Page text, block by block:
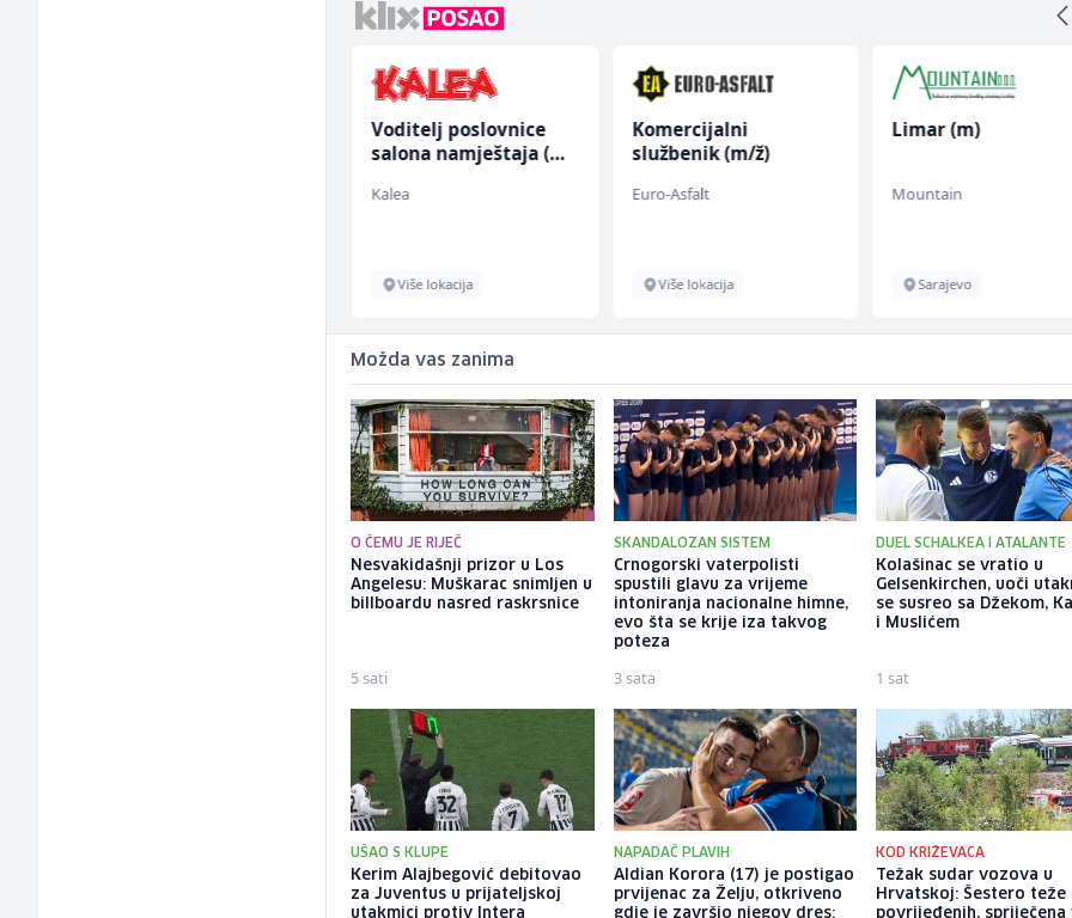
Voditelj poslovnice
salona namještaja (m/
Kalea
Više lokacija
Komercijalni
službenik (m/ž)
Euro-Asfalt
Više lokacija
Limar (m)
Mountain
Sarajevo
Možda vas zanima
O ČEMU JE RIJEČ
Nesvakidašnji prizor u Los
Angelesu: Muškarac snimljen u
billboardu nasred raskrsnice
5 sati
SKANDALOZAN SISTEM
Crnogorski vaterpolisti
spustili glavu za vrijeme
intoniranja nacionalne himne,
evo šta se krije iza takvog
poteza
3 sata
DUEL SCHALKEA I ATALANTE
Kolašinac se vratio u
Gelsenkirchen, uoči
se susreo sa Džekom,
i Muslićem
1 sat
UŠAO S KLUPE
Kerim Alajbegović debitovao
za Juventus u prijateljskoj
utakmici protiv Intera
NAPADAČ PLAVIH
Aldian Korora (17) je postigao
prvijenac za Želju, otkriveno
gdje je završio njegov dres:
KOD KRIŽEVACA
Težak sudar vozova u
Hrvatskoj: Šestero teže
povrijeđenih, spriječena